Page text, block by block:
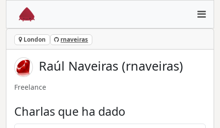
London rnaveiras
Raúl Naveiras (rnaveiras)
Freelance
Charlas que ha dado